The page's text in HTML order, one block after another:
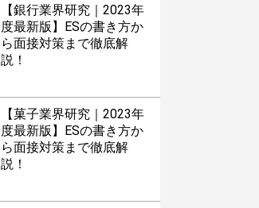
【銀行業界研究｜2023年
度最新版】ESの書き方か
ら面接対策まで徹底解
説！
【菓子業界研究｜2023年
度最新版】ESの書き方か
ら面接対策まで徹底解
説！